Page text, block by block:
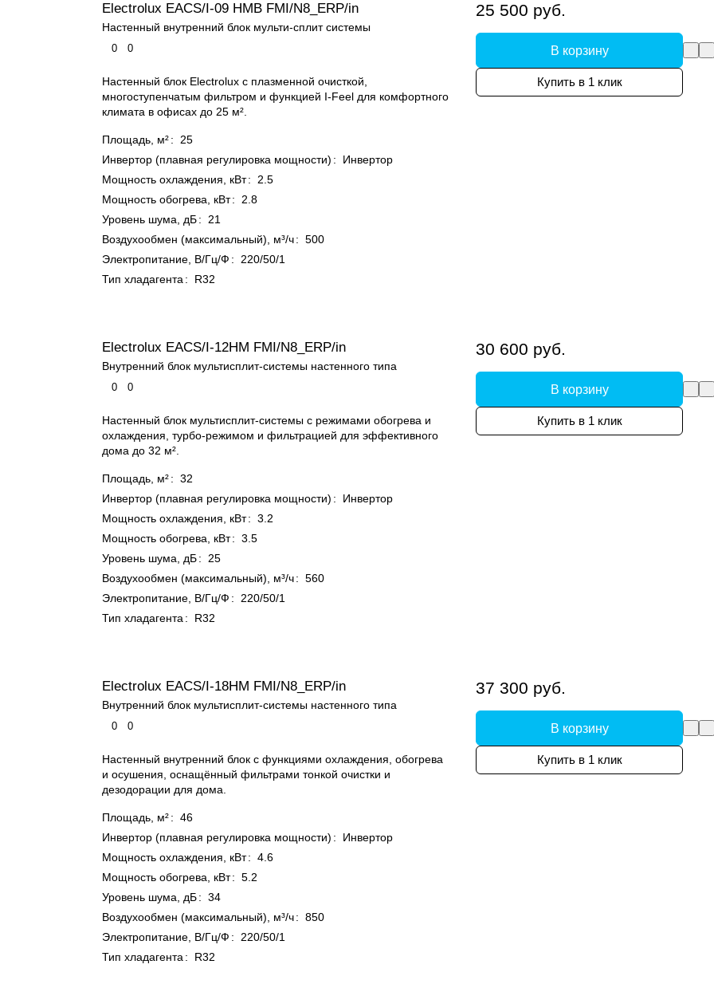
Electrolux EACS/I-09 HMB FMI/N8_ERP/in
Настенный внутренний блок мульти-сплит системы
0 0
Настенный блок Electrolux с плазменной очисткой,
многоступенчатым фильтром и функцией I-Feel для комфортного
климата в офисах до 25 м².
Площадь, м²:
25
Инвертор (плавная регулировка мощности) :
Инвертор
Мощность охлаждения, кВт:
2.5
Мощность обогрева, кВт:
2.8
Уровень шума, дБ:
21
Воздухообмен (максимальный), м³/ч: 500
Электропитание, В/Гц/Ф :
220/50/1
Тип хладагента : R32
25 500 руб.
В корзину
Купить в 1 клик
Electrolux EACS/I-12HM FMI/N8_ERP/in
Внутренний блок мультисплит-системы настенного типа
0 0
Настенный блок мультисплит-системы с режимами обогрева и
охлаждения, турбо-режимом и фильтрацией для эффективного
дома до 32 м².
Площадь, м²: 32
Инвертор (плавная регулировка мощности) :
Инвертор
Мощность охлаждения, кВт: 3.2
Мощность обогрева, кВт: 3.5
Уровень шума, дБ:
25
Воздухообмен (максимальный), м³/ч: 560
Электропитание, В/Гц/Ф :
220/50/1
Тип хладагента : R32
30 600 руб.
В корзину
Купить в 1 клик
Electrolux EACS/I-18HM FMI/N8_ERP/in
Внутренний блок мультисплит-системы настенного типа
0 0
Настенный внутренний блок с функциями охлаждения, обогрева
и осушения, оснащённый фильтрами тонкой очистки и
дезодорации для дома.
Площадь, м²: 46
Инвертор (плавная регулировка мощности) :
Инвертор
Мощность охлаждения, кВт: 4.6
Мощность обогрева, кВт: 5.2
Уровень шума, дБ: 34
Воздухообмен (максимальный), м³/ч: 850
Электропитание, В/Гц/Ф :
220/50/1
Тип хладагента : R32
37 300 руб.
В корзину
Купить в 1 клик